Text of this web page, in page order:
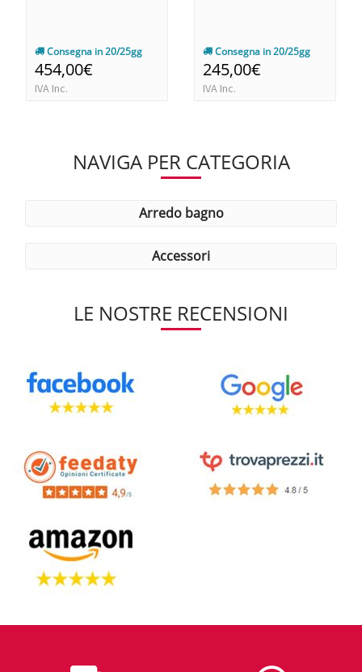
Consegna in 20/25gg
454,00€
IVA Inc.
Consegna in 20/25gg
245,00€
IVA Inc.
NAVIGA PER CATEGORIA
arredo bagno
accessori
LE NOSTRE RECENSIONI